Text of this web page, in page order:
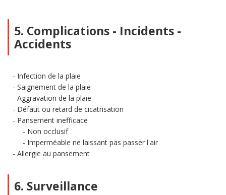
5. Complications - Incidents -
Accidents
Infection de la plaie
Saignement de la plaie
Aggravation de la plaie
Défaut ou retard de cicatrisation
Pansement inefficace
Non occlusif
Imperméable ne laissant pas passer l'air
Allergie au pansement
6. Surveillance